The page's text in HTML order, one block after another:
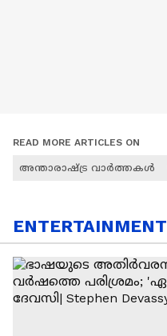
READ MORE ARTICLES ON
അന്താരാഷ്ട്ര വാർത്തകൾ
ENTERTAINMENT